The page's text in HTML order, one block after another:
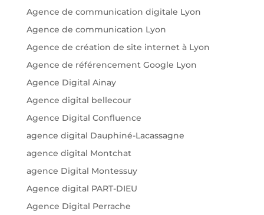
Agence de communication digitale Lyon
Agence de communication Lyon
Agence de création de site internet à Lyon
Agence de référencement Google Lyon
Agence Digital Ainay
Agence digital bellecour
Agence Digital Confluence
agence digital Dauphiné-Lacassagne
agence digital Montchat
agence Digital Montessuy
Agence digital PART-DIEU
Agence Digital Perrache